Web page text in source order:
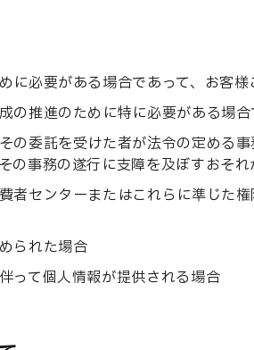
に必要がある場合であって、お客
の推進のために特に必要がある場
の委託を受けた者が法令の定める
の事務の遂行に支障を及ぼすおそ
者センターまたはこれらに準じた
られた場合
って個人情報が提供される場合